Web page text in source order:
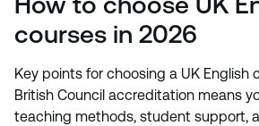
courses in 2026
Key points for choosing a UK English
British Council accreditation means
teaching methods, student support,